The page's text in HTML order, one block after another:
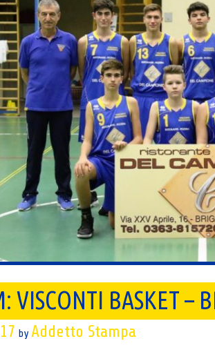
VISCONTI BASKET –
by Addetto Stampa